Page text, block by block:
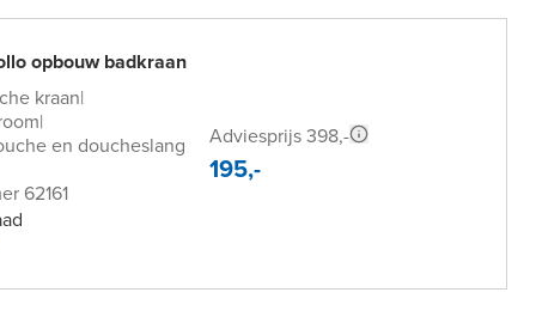
opbouw badkraan
kraan|
|
en doucheslang
62161
Adviesprijs 398,-
195,-